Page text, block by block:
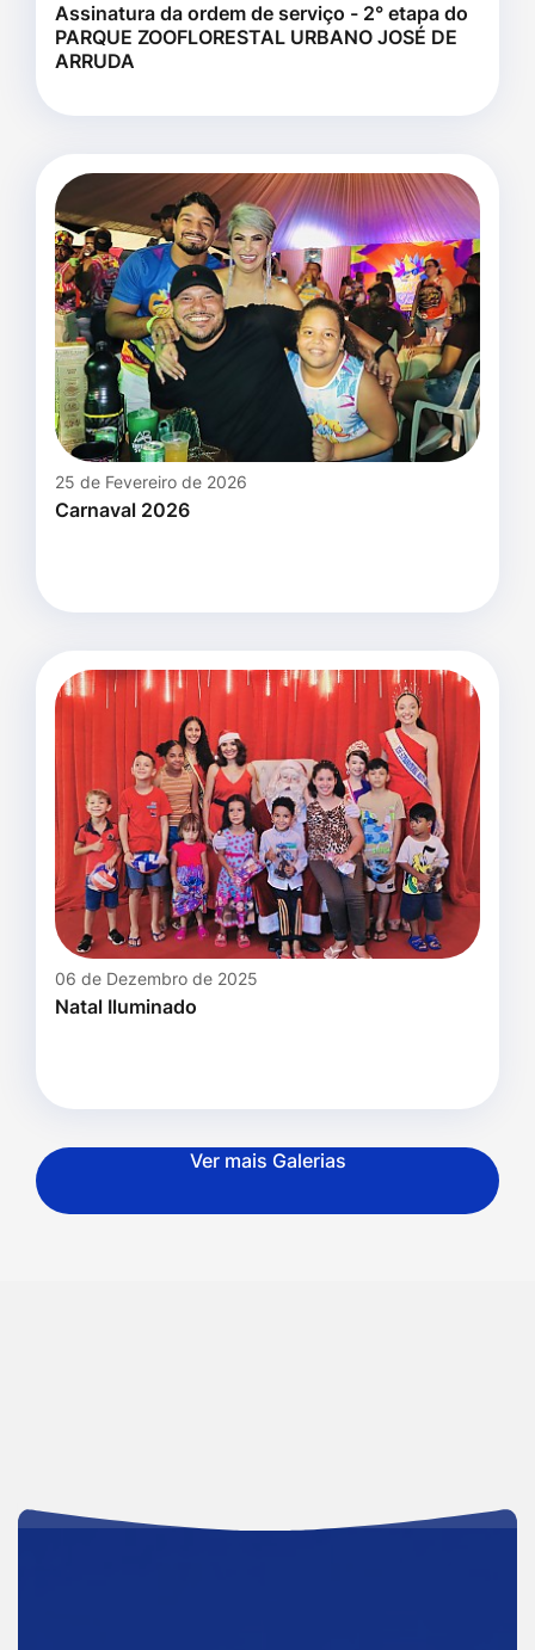
Assinatura da ordem de serviço - 2° etapa do
PARQUE ZOOFLORESTAL URBANO JOSÉ DE
ARRUDA
25 de Fevereiro de 2026
Carnaval 2026
06 de Dezembro de 2025
Natal Iluminado
Ver mais Galerias